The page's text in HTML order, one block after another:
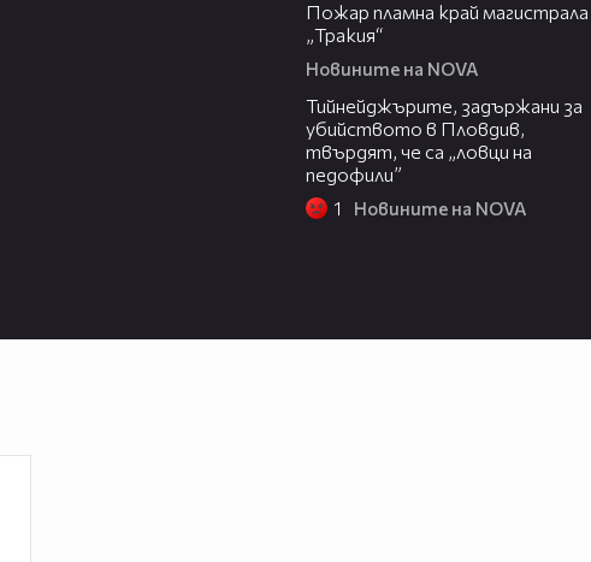
Пожар пламна край магистрала
„Тракия“
Новините на NOVA
Тийнейджърите, задържани за
убийството в Пловдив,
твърдят, че са „ловци на
педофили”
1 Новините на NOVA